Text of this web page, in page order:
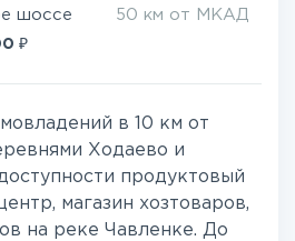
шоссе 50 км от МКАД
₽
в 10 км от
Ходаево и
продуктовый
магазин хозтоваров,
на реке Чавленке. До